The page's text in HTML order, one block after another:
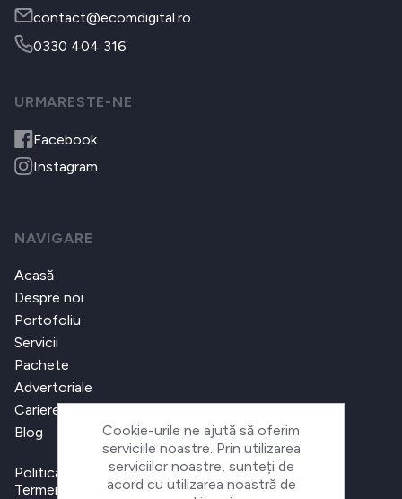
contact@ecomdigital.ro
0330 404 316
URMARESTE-NE
Facebook
Instagram
NAVIGARE
Acasă
Despre noi
Portofoliu
Servicii
Pachete
Advertoriale
Cariere
Blog
Politica de confidențialitate
Termeni și condiții
Cookie-urile ne ajută să oferim
serviciile noastre. Prin utilizarea
serviciilor noastre, sunteți de
acord cu utilizarea noastră de